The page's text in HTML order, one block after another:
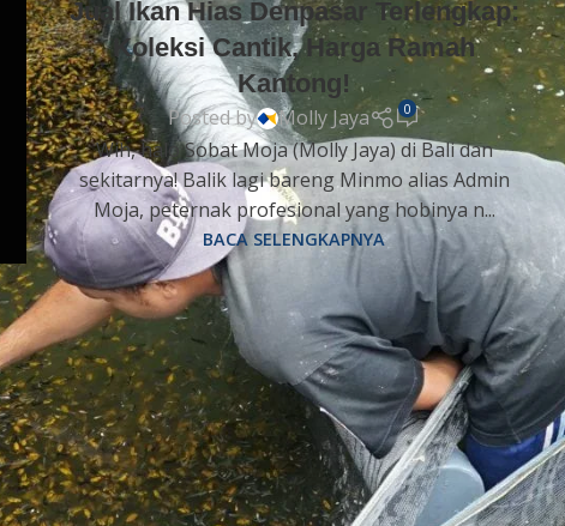
Jual Ikan Hias Denpasar Terlengkap:
Koleksi Cantik, Harga Ramah
Kantong!
Posted by Molly Jaya 0
Wih, halo Sobat Moja (Molly Jaya) di Bali dan
sekitarnya! Balik lagi bareng Minmo alias Admin
Moja, peternak profesional yang hobinya n...
BACA SELENGKAPNYA